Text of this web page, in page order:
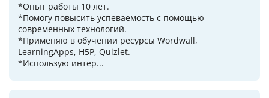
*Опыт работы 10 лет.
*Помогу повысить успеваемость с помощью
современных технологий.
*Применяю в обучении ресурсы Wordwall,
LearningApps, H5P, Quizlet.
*Использую интер...